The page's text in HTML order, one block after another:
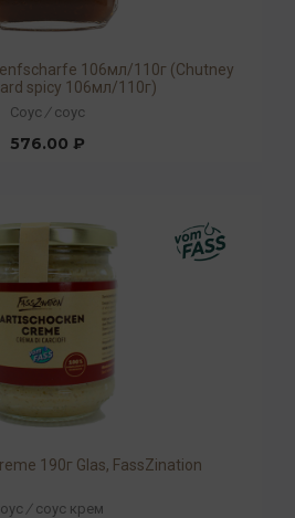
106мл/110г (Chutney
spicy 106мл/110г)
Соус / соус
576.00 ₽
190г Glas, FassZination
/ соус крем